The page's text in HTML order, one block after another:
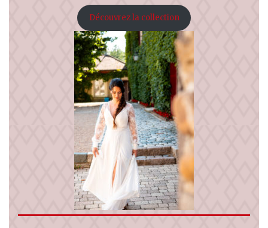
Découvrez la collection